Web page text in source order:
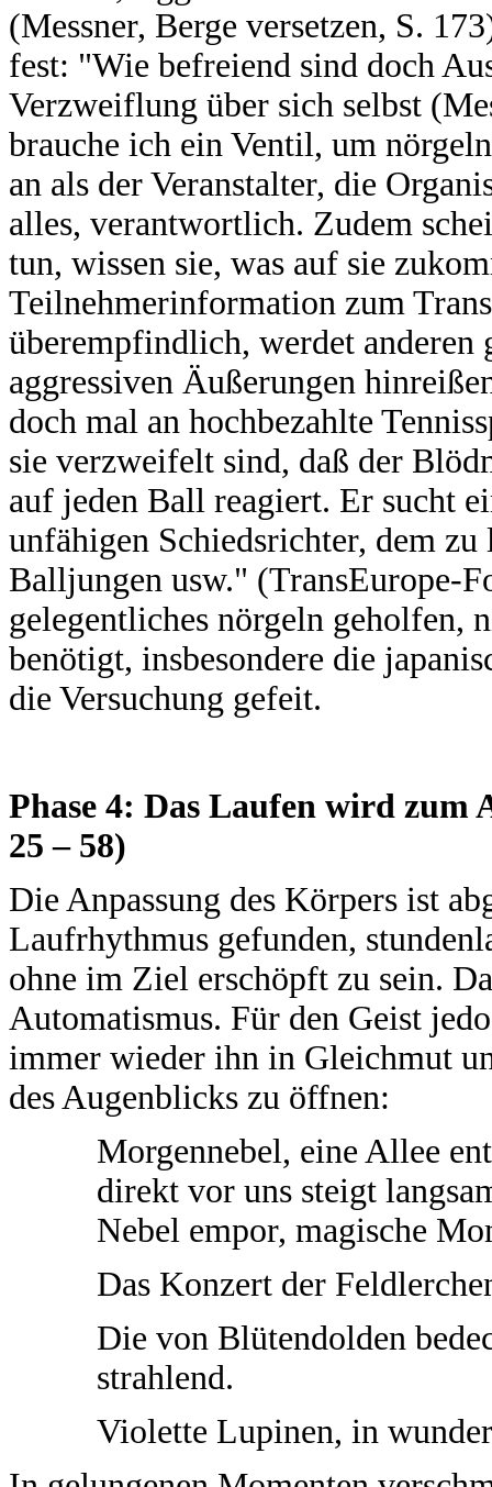
(Messner, Berge versetzen, S.
fest: "Wie befreiend sind doch
Verzweiflung über sich selbst
brauche ich ein Ventil, um
an als der Veranstalter, die
alles, verantwortlich. Zudem
tun, wissen sie, was auf sie
Teilnehmerinformation zum
überempfindlich, werdet anderen
aggressiven Äußerungen
doch mal an hochbezahlte
sie verzweifelt sind, daß der
auf jeden Ball reagiert. Er sucht
unfähigen Schiedsrichter, dem
Balljungen usw." (TransEurope-
gelegentliches nörgeln geholfen,
benötigt, insbesondere die
die Versuchung gefeit.
Phase 4: Das Laufen wird zum
25 – 58)
Die Anpassung des Körpers ist
Laufrhythmus gefunden,
ohne im Ziel erschöpft zu sein.
Automatismus. Für den Geist
immer wieder ihn in Gleichmut
des Augenblicks zu öffnen:
Morgennebel, eine Allee
direkt vor uns steigt
Nebel empor, magische
Das Konzert der
Die von Blütendolden
strahlend.
Violette Lupinen, in